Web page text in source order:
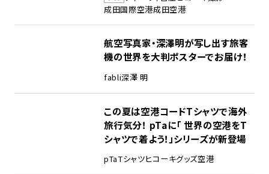
成田国際空港成田空港
航空写真家・深澤明が写し出す旅客
機の世界を大判ポスターでお届け！
fabli深澤 明
この夏は空港コードTシャツで海外
旅行気分！ pTaに「 世界の空港をT
シャツで着よう！」シリーズが新登場
pTaTシャツヒコーキグッズ空港